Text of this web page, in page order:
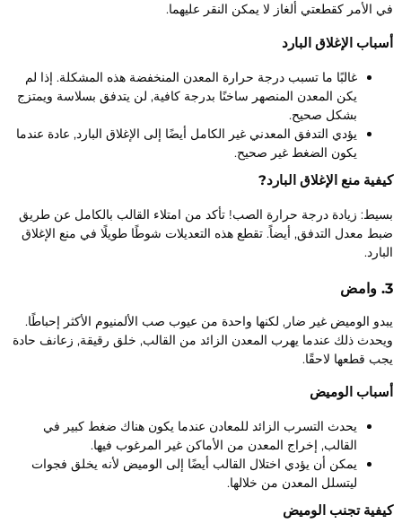
الأمر كقطعتي ألغاز لا يمكن النقر عليهما.
الإغلاق البارد
غالبًا ما تسبب درجة حرارة المعدن المنخفضة هذه المشكلة. إذا لم
يكن المعدن المنصهر ساخنًا بدرجة كافية, لن يتدفق بسلاسة ويمتزج
بشكل صحيح.
يؤدي التدفق المعدني غير الكامل أيضًا إلى الإغلاق البارد, عادة عندما
يكون الضغط غير صحيح.
منع الإغلاق البارد?
زيادة درجة حرارة الصب! تأكد من امتلاء القالب بالكامل عن طريق
معدل التدفق, أيضاً. تقطع هذه التعديلات شوطًا طويلًا في منع الإغلاق
الوميض غير ضار, لكنها واحدة من عيوب صب الألمنيوم الأكثر إحباطًا.
ذلك عندما يهرب المعدن الزائد من القالب, خلق رقيقة, زعانف حادة
قطعها لاحقًا.
الوميض
يحدث التسرب الزائد للمعادن عندما يكون هناك ضغط كبير في
القالب, إخراج المعدن من الأماكن غير المرغوب فيها.
يمكن أن يؤدي اختلال القالب أيضًا إلى الوميض لأنه يخلق فجوات
ليتسلل المعدن من خلالها.
تجنب الوميض